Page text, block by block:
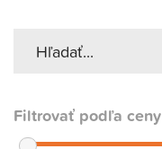
Filtrovať podľa ceny